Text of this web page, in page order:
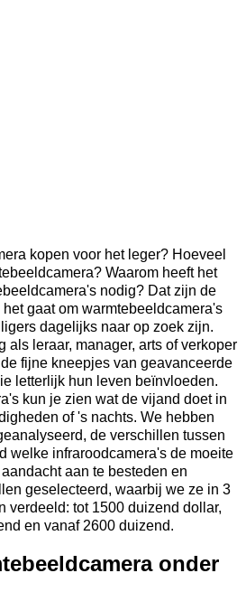
kopen voor het leger? Hoeveel
Waarom heeft het
nodig? Dat zijn de
gaat om warmtebeeldcamera's
dagelijks naar op zoek zijn.
als leraar, manager, arts of verkoper
fijne kneepjes van geavanceerde
letterlijk hun leven beïnvloeden.
kun je zien wat de vijand doet in
of 's nachts. We hebben
de verschillen tussen
welke infraroodcamera's de moeite
aan te besteden en
geselecteerd, waarbij we ze in 3
verdeeld: tot 1500 duizend dollar,
en vanaf 2600 duizend.
onder